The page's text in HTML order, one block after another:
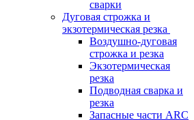
сварки
Дуговая строжка и
экзотермическая резка
Воздушно-дуговая
строжка и резка
Экзотермическая
резка
Подводная сварка и
резка
Запасные части ARC